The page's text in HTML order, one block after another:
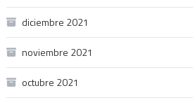
diciembre 2021
noviembre 2021
octubre 2021